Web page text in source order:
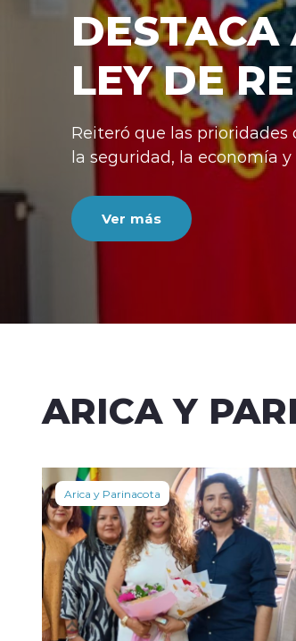
LEY DE
Reiteró que las
la seguridad, la economía
Ver más
ARICA Y
Arica y Parinacota